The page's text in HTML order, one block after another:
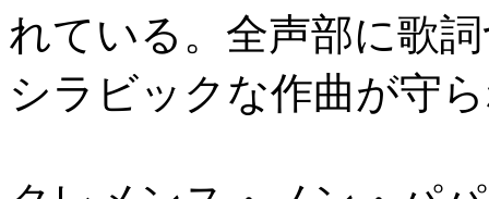
れている。全声部に歌
シラビックな作曲が守